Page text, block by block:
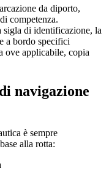
da diporto,
competenza.
sigla di identificazione, la
a bordo specifici
ove applicabile, copia
navigazione
è sempre
alla rotta: